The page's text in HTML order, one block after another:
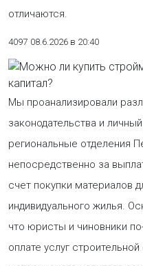
отличаются.
4097 08.6.2026 в 20:40
Мы проанализировали
законодательства и
региональные отделения
непосредственно за
счет покупки материалов
индивидуального жилья.
что юристы и чиновники
оплате услуг